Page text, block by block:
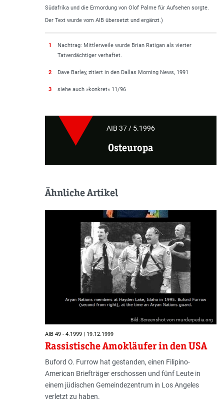
Südafrika und die Ermordung von Olof Palme für Aufsehen sorgte.
Der Text wurde vom AIB übersetzt und ergänzt.)
1
Nachtrag: Mittlerweile wurde Brian Ratigan als vierter
Tatverdächtiger verhaftet.
2 Dave Barley, zitiert in den Dallas Morning News , 1991
3 siehe auch »konkret« 11/96
AIB 37 / 5.1996
Osteuropa
Ähnliche Artikel
Bild: Screenshot von murderpedia.org
AIB 49 - 4.1999 | 19.12.1999
Rassistische Amokläufer in den USA
Buford O. Furrow hat gestanden, einen Filipino-
American Briefträger erschossen und fünf Leute in
einem jüdischen Gemeindezentrum in Los Angeles
verletzt zu haben.